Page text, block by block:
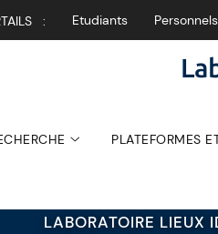
: Etudiants Personnels
PLATEFORMES
LABORATOIRE LIEUX